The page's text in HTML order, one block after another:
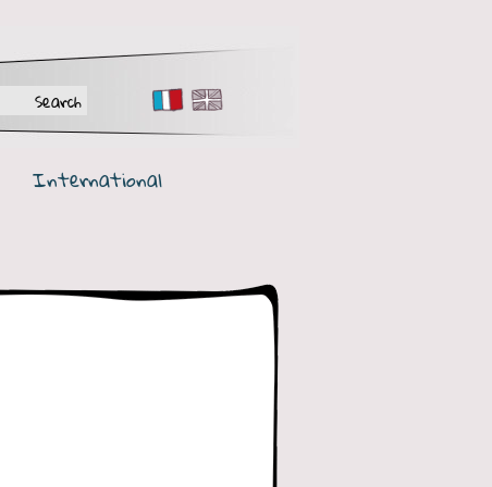
FR EN
International